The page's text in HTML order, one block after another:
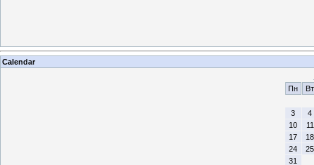
Calendar
Пн
Вт
3
4
10
11
17
18
24
25
31